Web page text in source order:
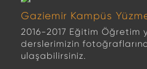
Gaziemir Kampüs
2016-2017 Eğitim Öğretim
derslerimizin fotoğraflarına
ulaşabilirsiniz.